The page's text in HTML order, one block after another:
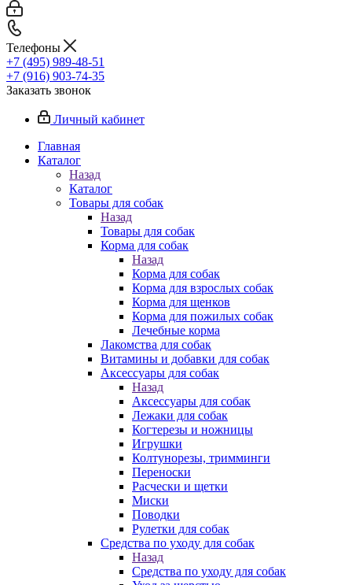
Телефоны
+7 (495) 989-48-51
+7 (916) 903-74-35
Заказать звонок
Личный кабинет
Главная
Каталог
Назад
Каталог
Товары для собак
Назад
Товары для собак
Корма для собак
Назад
Корма для собак
Корма для взрослых собак
Корма для щенков
Корма для пожилых собак
Лечебные корма
Лакомства для собак
Витамины и добавки для собак
Аксессуары для собак
Назад
Аксессуары для собак
Лежаки для собак
Когтерезы и ножницы
Игрушки
Колтунорезы, тримминги
Переноски
Расчески и щетки
Миски
Поводки
Рулетки для собак
Средства по уходу для собак
Назад
Средства по уходу для собак